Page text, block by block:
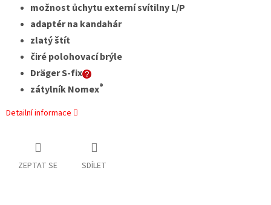
možnost ůchytu externí svítilny L/P
adaptér na kandahár
zlatý štít
čiré polohovací brýle
Dräger S-fix
zátylník Nomex®
Detailní informace
ZEPTAT SE SDÍLET